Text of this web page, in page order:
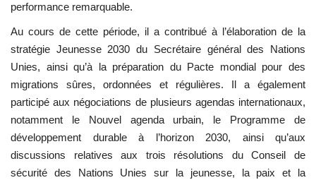
Gallery
Nos Partenaires
opportunités
Language
English Swahili español
performance remarquable.
Au cours de cette période, il a contribué à l’élaboration de la
stratégie Jeunesse 2030 du Secrétaire général des Nations
Unies, ainsi qu’à la préparation du Pacte mondial pour des
migrations sûres, ordonnées et régulières. Il a également
participé aux négociations de plusieurs agendas internationaux,
notamment le Nouvel agenda urbain, le Programme de
développement durable à l’horizon 2030, ainsi qu’aux
discussions relatives aux trois résolutions duConseil de
sécurité des Nations Unies sur la jeunesse, la paix et la